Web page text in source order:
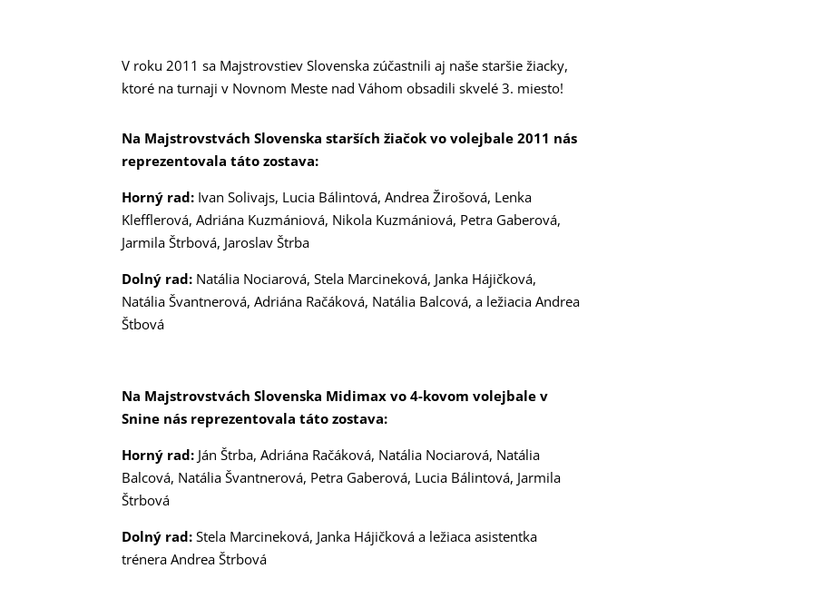
V roku 2011 sa Majstrovstiev Slovenska zúčastnili aj naše staršie žiacky,
ktoré na turnaji v Novnom Meste nad Váhom obsadili skvelé 3. miesto!
Na Majstrovstvách Slovenska starších žiačok vo volejbale 2011 nás
reprezentovala táto zostava:
Horný rad: Ivan Solivajs, Lucia Bálintová, Andrea Žirošová, Lenka
Klefflerová, Adriána Kuzmániová, Nikola Kuzmániová, Petra Gaberová,
Jarmila Štrbová, Jaroslav Štrba
Dolný rad: Natália Nociarová, Stela Marcineková, Janka Hájičková,
Natália Švantnerová, Adriána Račáková, Natália Balcová, a ležiacia Andrea
Štbová
Na Majstrovstvách Slovenska Midimax vo 4-kovom volejbale v
Snine nás reprezentovala táto zostava:
Horný rad: Ján Štrba, Adriána Račáková, Natália Nociarová, Natália
Balcová, Natália Švantnerová, Petra Gaberová, Lucia Bálintová, Jarmila
Štrbová
Dolný rad: Stela Marcineková, Janka Hájičková a ležiaca asistentka
trénera Andrea Štrbová